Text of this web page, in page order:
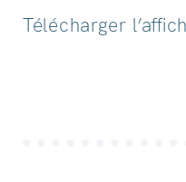
Télécharger